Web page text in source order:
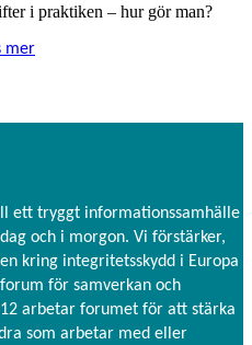
i praktiken – hur gör man?
mer
ett tryggt informationssamhälle
och i morgon. Vi förstärker,
kring integritetsskydd i Europa
för samverkan och
arbetar forumet för att stärka
som arbetar med eller